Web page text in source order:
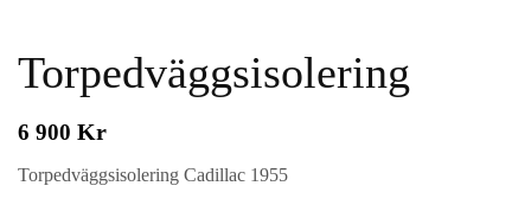
Torpedväggsisolering
6 900 Kr
Torpedväggsisolering Cadillac 1955